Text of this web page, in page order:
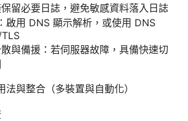
留必要日誌，避免敏感資料落入日誌
啟用 DNS 顯示解析，或使用 DNS
與備援：若伺服器故障，具備快速切
法與整合（多裝置與自動化）